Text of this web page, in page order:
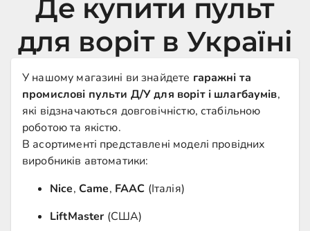
Де купити пульт
для воріт в Україні
У нашому магазині ви знайдете гаражні та
промислові пульти Д/У для воріт і шлагбаумів,
які відзначаються довговічністю, стабільною
роботою та якістю.
В асортименті представлені моделі провідних
виробників автоматики:
Nice, Came, FAAC (Італія)
LiftMaster (США)